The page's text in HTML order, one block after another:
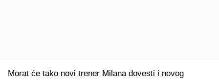
Morat će tako novi trener Milana dovesti i novog